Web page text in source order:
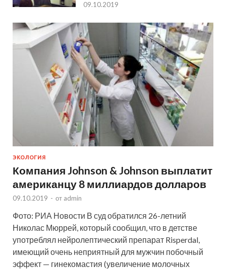
09.10.2019
ЭКОЛОГИЯ
Компания Johnson & Johnson выплатит
американцу 8 миллиардов долларов
09.10.2019 - от admin
Фото: РИА Новости В суд обратился 26-летний
Николас Мюррей, который сообщил, что в детстве
употреблял нейролептический препарат Risperdal,
имеющий очень неприятный для мужчин побочный
эффект — гинекомастия (увеличение молочных